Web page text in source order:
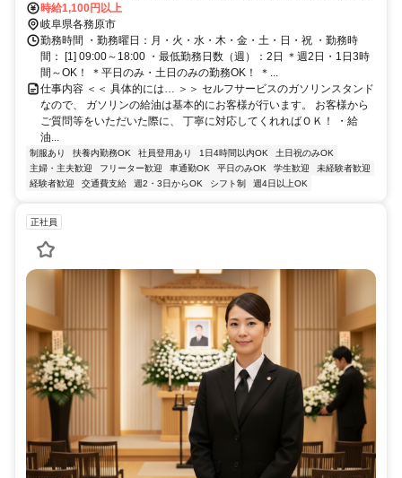
分
時給1,100円以上
岐阜県各務原市
勤務時間 ・勤務曜日：月・火・水・木・金・土・日・祝 ・勤務時
間： [1] 09:00～18:00 ・最低勤務日数（週）：2日 ＊週2日・1日3時
間～OK！ ＊平日のみ・土日のみの勤務OK！ ＊...
仕事内容 ＜＜ 具体的には… ＞＞ セルフサービスのガソリンスタンド
なので、 ガソリンの給油は基本的にお客様が行います。 お客様から
ご質問等をいただいた際に、 丁寧に対応してくれればＯＫ！ ・給
油...
制服あり 扶養内勤務OK 社員登用あり 1日4時間以内OK
土日祝のみOK
主婦・主夫歓迎
フリーター歓迎 車通勤OK 平日のみOK 学生歓迎
未経験者歓迎
経験者歓迎
交通費支給 週2・3日からOK シフト制 週4日以上OK
正社員